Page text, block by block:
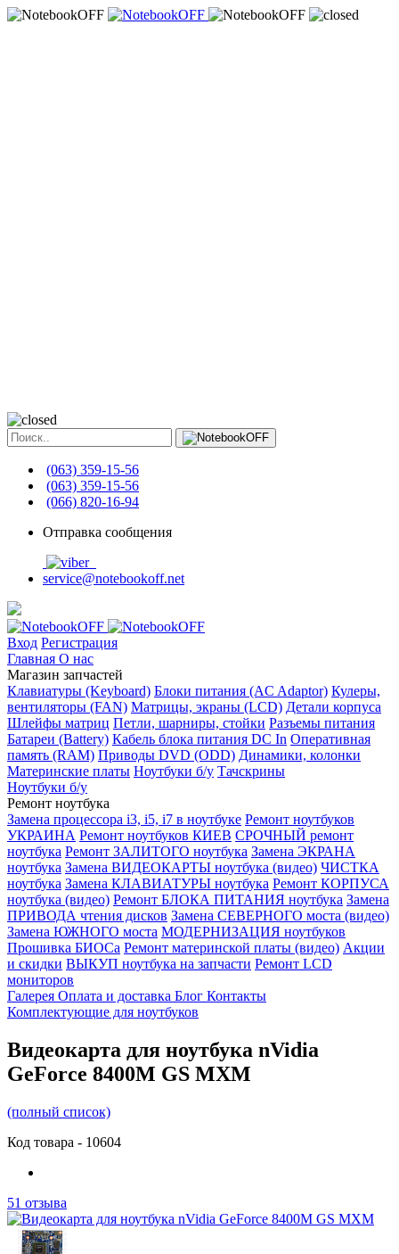
(063) 359-15-56
(063) 359-15-56
(066) 820-16-94
Отправка сообщения
service@notebookoff.net
Вход Регистрация
Главная О нас
Магазин запчастей
Клавиатуры (Keyboard) Блоки питания (AC Adaptor) Кулеры,
вентиляторы (FAN) Матрицы, экраны (LCD) Детали корпуса
Шлейфы матриц Петли, шарниры, стойки Разъемы питания
Батареи (Battery) Кабель блока питания DC In Оперативная
память (RAM) Приводы DVD (ODD) Динамики, колонки
Материнские платы Ноутбуки б/у Тачскрины
Ноутбуки б/у
Ремонт ноутбука
Замена процессора i3, i5, i7 в ноутбуке Ремонт ноутбуков
УКРАИНА Ремонт ноутбуков КИЕВ СРОЧНЫЙ ремонт
ноутбука Ремонт ЗАЛИТОГО ноутбука Замена ЭКРАНА
ноутбука Замена ВИДЕОКАРТЫ ноутбука (видео) ЧИСТКА
ноутбука Замена КЛАВИАТУРЫ ноутбука Ремонт КОРПУСА
ноутбука (видео) Ремонт БЛОКА ПИТАНИЯ ноутбука Замена
ПРИВОДА чтения дисков Замена СЕВЕРНОГО моста (видео)
Замена ЮЖНОГО моста МОДЕРНИЗАЦИЯ ноутбуков
Прошивка БИОСа Ремонт материнской платы (видео) Акции
и скидки ВЫКУП ноутбука на запчасти Ремонт LCD
мониторов
Галерея Оплата и доставка Блог Контакты
Комплектующие для ноутбуков
Видеокарта для ноутбука nVidia
GeForce 8400M GS MXM
(полный список)
Код товара - 10604
51 отзыва